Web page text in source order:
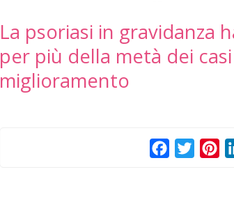
La psoriasi in gravidanza
per più della metà dei
miglioramento
FacebookTwitter